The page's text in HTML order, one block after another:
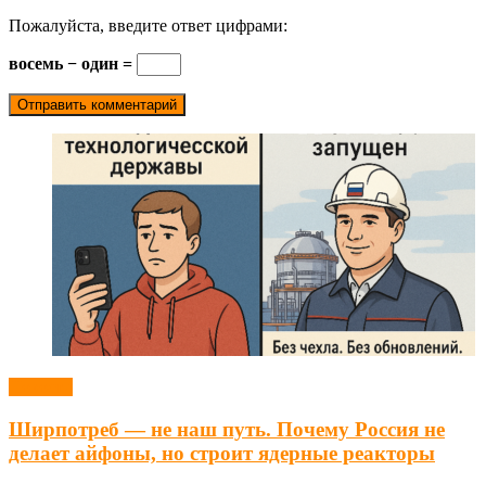
Пожалуйста, введите ответ цифрами:
восемь − один =
Ширпотреб — не наш путь. Почему Россия не
делает айфоны, но строит ядерные реакторы